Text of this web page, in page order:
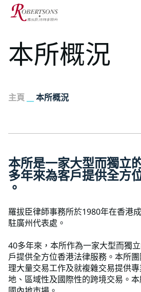
本所概況
主頁 本所概況
本所是一家大型而獨立
多年來為客戶提供全方
。
羅拔臣律師事務所於1980年在香港
駐廣州代表處。
40多年來，本所作為一家大型而獨
戶提供全方位香港法律服務。本所
理大量交易工作及就複雜交易提供
地、區域性及國際性的跨境交易。